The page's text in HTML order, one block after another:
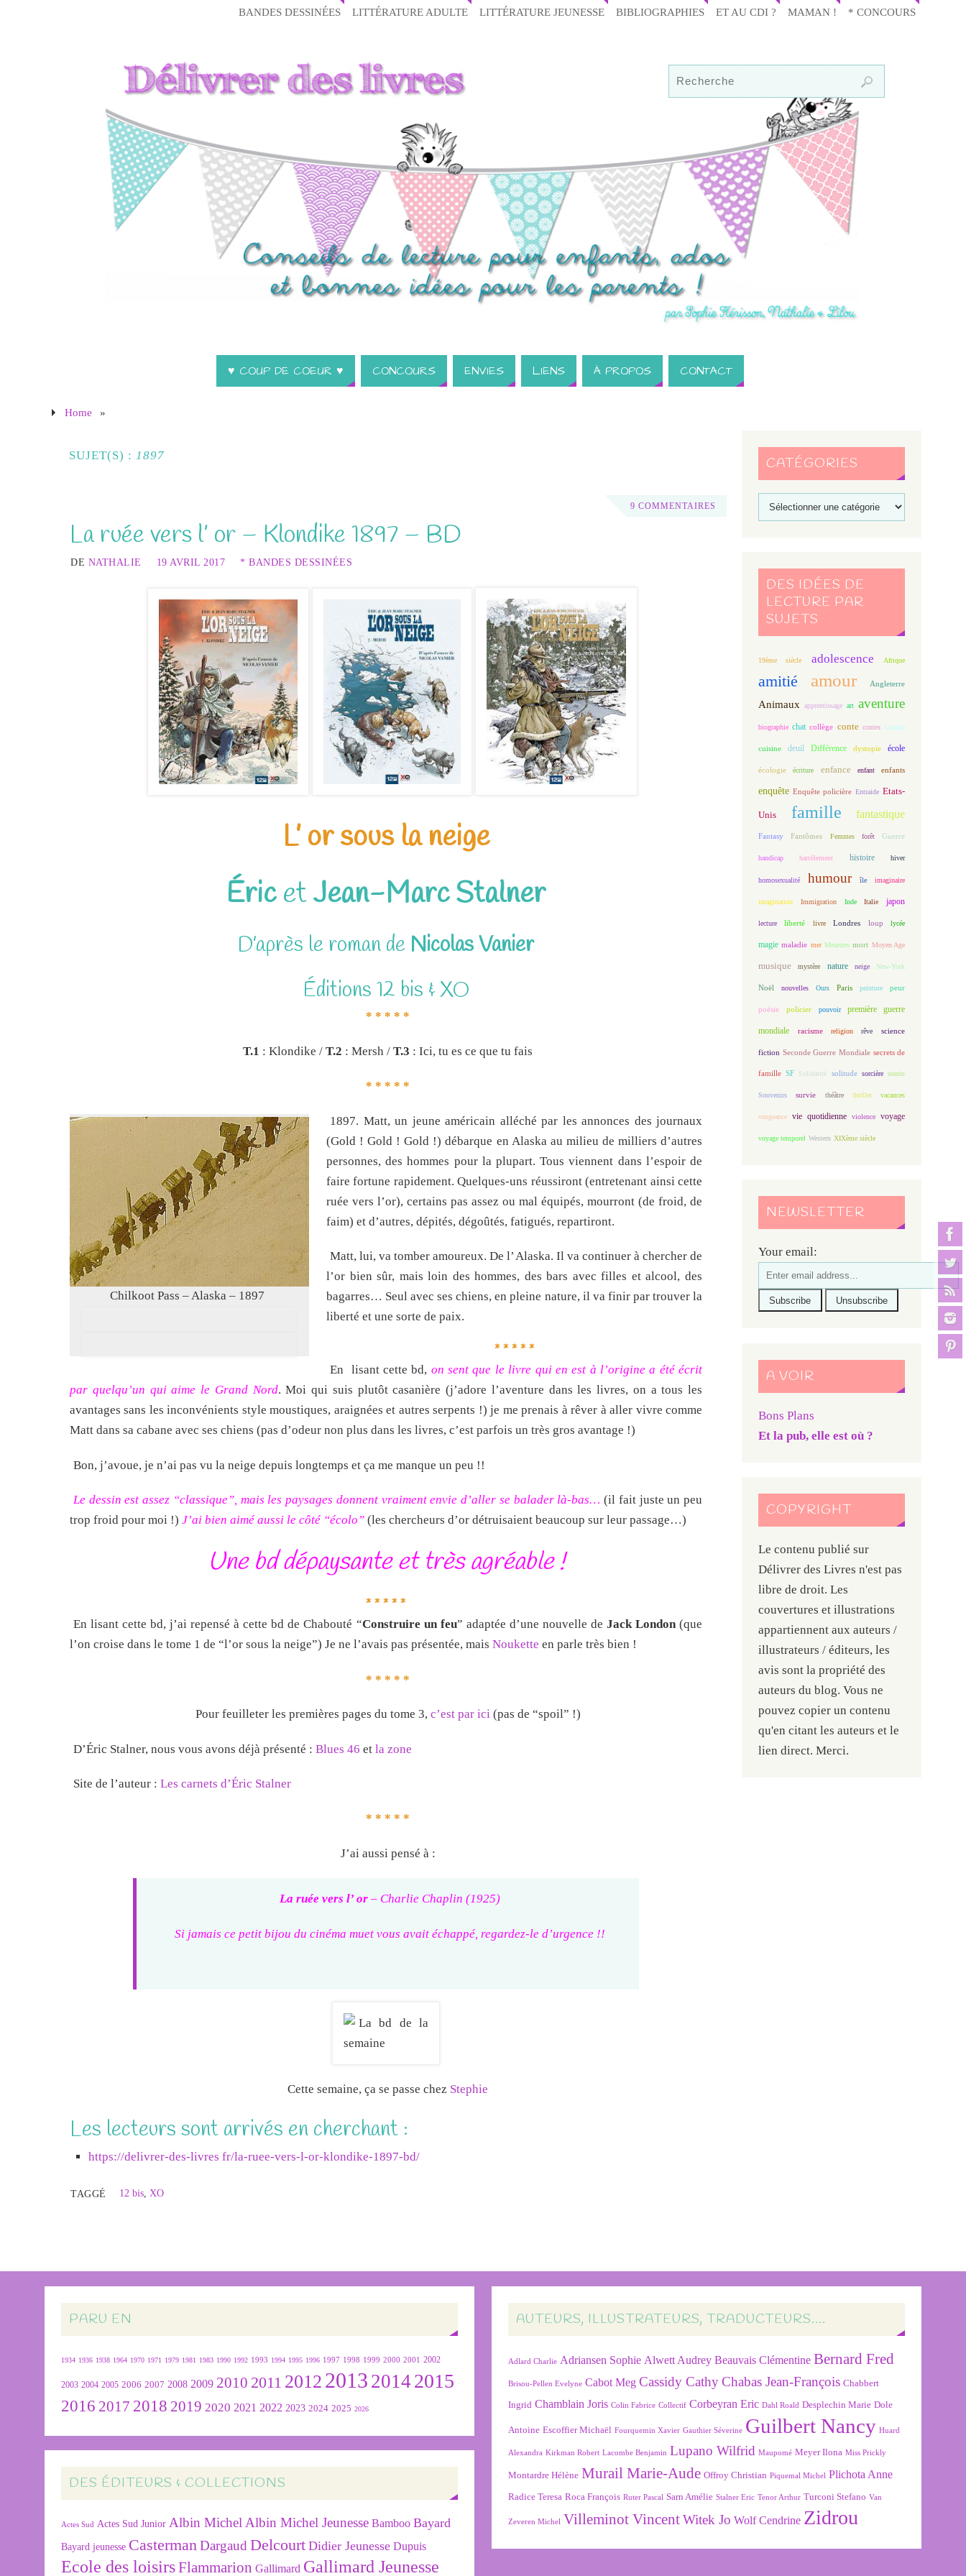
BANDES DESSINÉES LITTÉRATURE ADULTE LITTÉRATURE JEUNESSE BIBLIOGRAPHIES ET AU CDI ? MAMAN ! * CONCOURS
♥ COUP DE COEUR ♥ CONCOURS ENVIES LIENS À PROPOS CONTACT
Home »
SUJET(S) : 1897
9 COMMENTAIRES
La ruée vers l’ or – Klondike 1897 – BD
DE NATHALIE 19 AVRIL 2017 * BANDES DESSINÉES
L’ or sous la neige
ÉricetJean-Marc Stalner
D’après le roman de Nicolas Vanier
Éditions 12 bis & XO
* * * * *
T.1 : Klondike / T.2 : Mersh / T.3 : Ici, tu es ce que tu fais
* * * * *
Chilkoot Pass – Alaska – 1897
1897. Matt, un jeune américain alléché par les annonces des journaux
(Gold ! Gold ! Gold !) débarque en Alaska au milieu de milliers d’autres
personnes, des hommes pour la plupart. Tous viennent dans l’espoir de
faire fortune rapidement. Quelques-uns réussiront (entretenant ainsi cette
ruée vers l’or), certains pas assez ou mal équipés, mourront (de froid, de
faim) et d’autres, dépités, dégoûtés, fatigués, repartiront.
Matt, lui, va tomber amoureux. De l’Alaska. Il va continuer à chercher de
l’or bien sûr, mais loin des hommes, des bars avec filles et alcool, des
bagarres… Seul avec ses chiens, en pleine nature, il va finir par trouver la
liberté et une sorte de paix.
* * * * *
En lisant cette bd, on sent que le livre qui en est à l’origine a été écrit
par quelqu’un qui aime le Grand Nord. Moi qui suis plutôt casanière (j’adore l’aventure dans les livres, on a tous les
avantages sans les inconvénients style moustiques, araignées et autres serpents !) je me prenais à rêver à aller vivre comme
Matt dans sa cabane avec ses chiens (pas d’odeur non plus dans les livres, c’est parfois un très gros avantage !)
Bon, j’avoue, je n’ai pas vu la neige depuis longtemps et ça me manque un peu !!
Le dessin est assez “classique”, mais les paysages donnent vraiment envie d’aller se balader là-bas… (il fait juste un peu
trop froid pour moi !) J’ai bien aimé aussi le côté “écolo” (les chercheurs d’or détruisaient beaucoup sur leur passage…)
Une bd dépaysante et très agréable !
* * * * *
En lisant cette bd, j’ai repensé à cette bd de Chabouté “Construire un feu” adaptée d’une nouvelle de Jack London(que
l’on croise dans le tome 1 de “l’or sous la neige”) Je ne l’avais pas présentée, mais Noukette en parle très bien !
* * * * *
Pour feuilleter les premières pages du tome 3, c’est par ici(pas de “spoil” !)
D’Éric Stalner, nous vous avons déjà présenté : Blues 46 et la zone
Site de l’auteur : Les carnets d’Éric Stalner
* * * * *
J’ai aussi pensé à :
La ruée vers l’ or– Charlie Chaplin (1925)
Si jamais ce petit bijou du cinéma muet vous avait échappé, regardez-le d’urgence !!
Cette semaine, ça se passe chez Stephie
Les lecteurs sont arrivés en cherchant :
https://delivrer-des-livres fr/la-ruee-vers-l-or-klondike-1897-bd/
TAGGÉ 12 bis, XO
CATÉGORIES
DES IDÉES DE
LECTURE PAR
SUJETS
19ème siècle adolescence Afrique
amitié amour Angleterre
Animaux apprentissage art aventure
biographie chat collège conte contes Couple
cuisine deuil Différence dystopie école
écologie écriture enfance enfant enfants
enquête Enquête policière Entraide Etats-
Unis famille fantastique
Fantasy Fantômes Femmes forêt Guerre
handicap harcèlement histoire hiver
homosexualité humour île imaginaire
imagination Immigration Inde Italie japon
lecture liberté livre Londres loup lycée
magie maladie mer Meurtres mort Moyen Age
musique mystère nature neige New-York
Noël nouvelles Ours Paris peinture peur
poésie policier pouvoir première guerre
mondiale racisme religion rêve science
fiction Seconde Guerre Mondiale secrets de
famille SF Solidarité solitude sorcière souris
Souvenirs survie théâtre thriller vacances
vengeance vie quotidienne violence voyage
voyage temporel Western XIXème siècle
NEWSLETTER
Your email:
A VOIR
Bons Plans
Et la pub, elle est où ?
COPYRIGHT
Le contenu publié sur
Délivrer des Livres n'est pas
libre de droit. Les
couvertures et illustrations
appartiennent aux auteurs /
illustrateurs / éditeurs, les
avis sont la propriété des
auteurs du blog. Vous ne
pouvez copier un contenu
qu'en citant les auteurs et le
lien direct. Merci.
PARU EN
1934 1936 1938 1964 1970 1971 1979 1981 1983 1990 1992 1993 1994 1995 1996 1997 1998 1999 2000 2001 2002
2003 2004 2005 2006 2007 2008 2009 2010 2011 2012 2013 2014 2015
2016 2017 2018 2019 2020 2021 2022 2023 2024 2025 2026
DES ÉDITEURS & COLLECTIONS
Actes Sud Actes Sud Junior Albin Michel Albin Michel Jeunesse Bamboo Bayard
Bayard jeunesse CastermanDargaud Delcourt Didier Jeunesse Dupuis
Ecole des loisirsFlammarion Gallimard Gallimard Jeunesse
AUTEURS, ILLUSTRATEURS, TRADUCTEURS….
Adlard Charlie Adriansen Sophie Alwett Audrey Beauvais Clémentine Bernard Fred
Brisou-Pellen Evelyne Cabot Meg Cassidy Cathy Chabas Jean-François Chabbert
Ingrid Chamblain Joris Colin Fabrice Collectif Corbeyran Eric Dahl Roald Desplechin Marie Dole
Antoine Escoffier Michaël Fourquemin Xavier Gauthier Séverine Guilbert Nancy Huard
Alexandra Kirkman Robert Lacombe Benjamin Lupano Wilfrid Maupomé Meyer Ilona Miss Prickly
Montardre Hélène Murail Marie-Aude Offroy Christian Piquemal Michel Plichota Anne
Radice Teresa Roca François Ruter Pascal Sarn Amélie Stalner Eric Tenor Arthur Turconi Stefano Van
Zeveren Michel Villeminot Vincent Witek Jo Wolf Cendrine Zidrou